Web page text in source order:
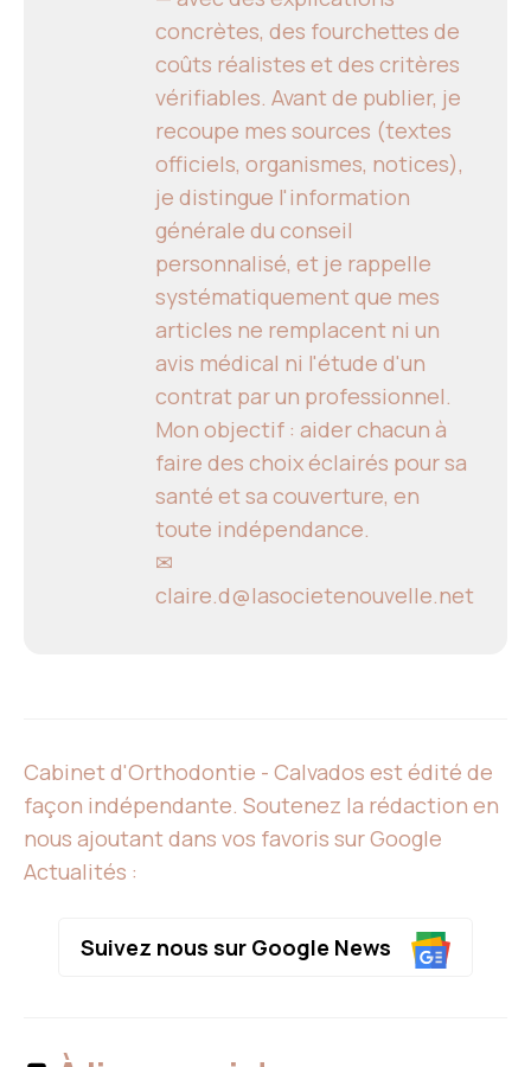
concrètes, des fourchettes de
coûts réalistes et des critères
vérifiables. Avant de publier, je
recoupe mes sources (textes
officiels, organismes, notices),
je distingue l'information
générale du conseil
personnalisé, et je rappelle
systématiquement que mes
articles ne remplacent ni un
avis médical ni l'étude d'un
contrat par un professionnel.
Mon objectif : aider chacun à
faire des choix éclairés pour sa
santé et sa couverture, en
toute indépendance.
✉
claire.d@lasocietenouvelle.net
Cabinet d'Orthodontie - Calvados est édité de
façon indépendante. Soutenez la rédaction en
nous ajoutant dans vos favoris sur Google
Actualités :
Suivez nous sur Google News